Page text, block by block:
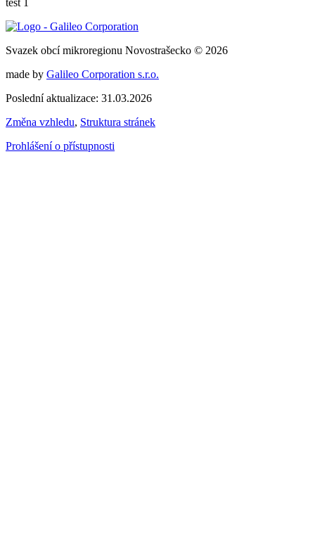
test 1
Svazek obcí mikroregionu Novostrašecko © 2026
made by Galileo Corporation s.r.o.
Poslední aktualizace: 31.03.2026
Změna vzhledu, Struktura stránek
Prohlášení o přístupnosti